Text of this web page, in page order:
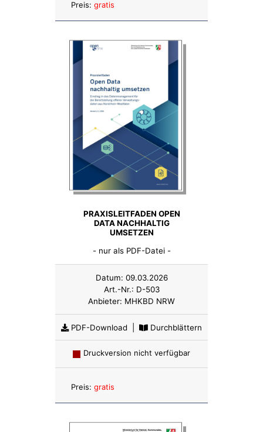
Preis: gratis
PRAXISLEITFADEN OPEN
DATA NACHHALTIG
UMSETZEN
- nur als PDF-Datei -
Datum: 09.03.2026
Art.-Nr.: D-503
Anbieter: MHKBD NRW
PDF-Download Durchblättern
Druckversion nicht verfügbar
Preis: gratis